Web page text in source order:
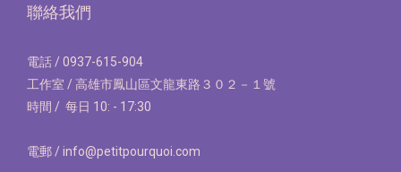
聯絡我們
電話 / 0937-615-904
工作室 / 高雄市鳳山區文龍東路３０２－１號
時間 / 每日 10: - 17:30
電郵 / info@petitpourquoi.com